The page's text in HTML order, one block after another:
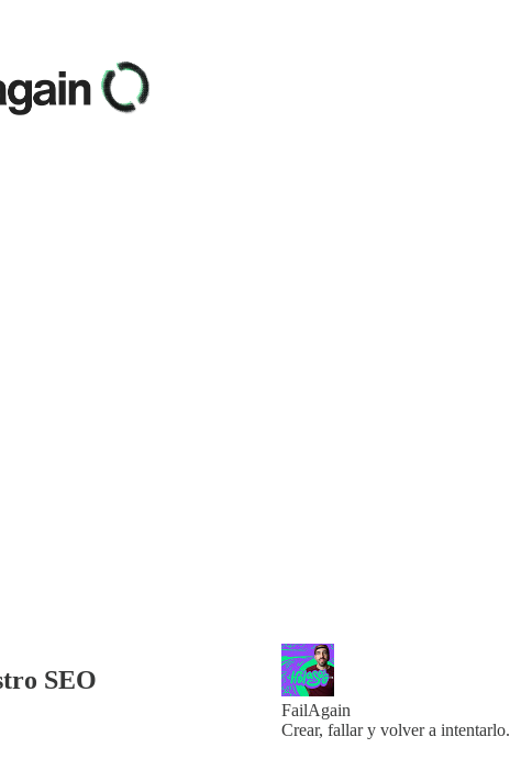
SEO
FailAgain
Crear, fallar y volver a intentarlo.